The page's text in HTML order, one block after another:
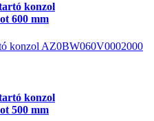
konzol
600 mm
konzol AZ0BW060V0002000
konzol
500 mm